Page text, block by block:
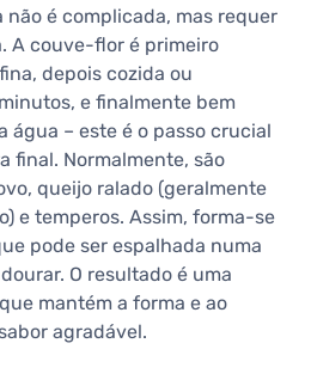
não é complicada, mas requer
A couve-flor é primeiro
depois cozida ou
e finalmente bem
água – este é o passo crucial
final. Normalmente, são
queijo ralado (geralmente
e temperos. Assim, forma-se
pode ser espalhada numa
O resultado é uma
mantém a forma e ao
agradável.